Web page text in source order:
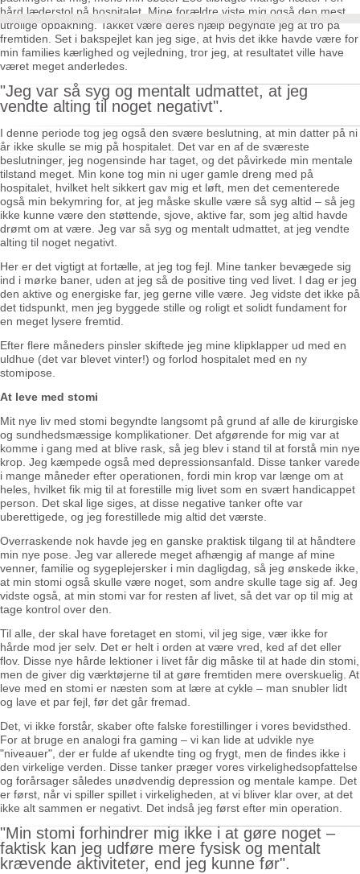
hård læderstol på hospitalet. Mine forældre viste mig også den mest
utrolige opbakning. Takket være deres hjælp begyndte jeg at tro på
fremtiden. Set i bakspejlet kan jeg sige, at hvis det ikke havde være for
min families kærlighed og vejledning, tror jeg, at resultatet ville have
været meget anderledes.
"Jeg var så syg og mentalt udmattet, at jeg
vendte alting til noget negativt".
I denne periode tog jeg også den svære beslutning, at min datter på ni
år ikke skulle se mig på hospitalet. Det var en af de sværeste
beslutninger, jeg nogensinde har taget, og det påvirkede min mentale
tilstand meget. Min kone tog min ni uger gamle dreng med på
hospitalet, hvilket helt sikkert gav mig et løft, men det cementerede
også min bekymring for, at jeg måske skulle være så syg altid – så jeg
ikke kunne være den støttende, sjove, aktive far, som jeg altid havde
drømt om at være. Jeg var så syg og mentalt udmattet, at jeg vendte
alting til noget negativt.
Her er det vigtigt at fortælle, at jeg tog fejl. Mine tanker bevægede sig
ind i mørke baner, uden at jeg så de positive ting ved livet. I dag er jeg
den aktive og energiske far, jeg gerne ville være. Jeg vidste det ikke på
det tidspunkt, men jeg byggede stille og roligt et solidt fundament for
en meget lysere fremtid.
Efter flere måneders pinsler skiftede jeg mine klipklapper ud med en
uldhue (det var blevet vinter!) og forlod hospitalet med en ny
stomipose.
At leve med stomi
Mit nye liv med stomi begyndte langsomt på grund af alle de kirurgiske
og sundhedsmæssige komplikationer. Det afgørende for mig var at
komme i gang med at blive rask, så jeg blev i stand til at forstå min nye
krop. Jeg kæmpede også med depressionsanfald. Disse tanker varede
i mange måneder efter operationen, fordi min krop var længe om at
heles, hvilket fik mig til at forestille mig livet som en svært handicappet
person. Det skal lige siges, at disse negative tanker ofte var
uberettigede, og jeg forestillede mig altid det værste.
Overraskende nok havde jeg en ganske praktisk tilgang til at håndtere
min nye pose. Jeg var allerede meget afhængig af mange af mine
venner, familie og sygeplejersker i min dagligdag, så jeg ønskede ikke,
at min stomi også skulle være noget, som andre skulle tage sig af. Jeg
vidste også, at min stomi var for resten af livet, så det var op til mig at
tage kontrol over den.
Til alle, der skal have foretaget en stomi, vil jeg sige, vær ikke for
hårde mod jer selv. Det er helt i orden at være vred, ked af det eller
flov. Disse nye hårde lektioner i livet får dig måske til at hade din stomi,
men de giver dig værktøjerne til at gøre fremtiden mere overskuelig. At
leve med en stomi er næsten som at lære at cykle – man snubler lidt
og lave et par fejl, før det går fremad.
Det, vi ikke forstår, skaber ofte falske forestillinger i vores bevidsthed.
For at bruge en analogi fra gaming – vi kan lide at udvikle nye
"niveauer", der er fulde af ukendte ting og frygt, men de findes ikke i
den virkelige verden. Disse tanker præger vores virkelighedsopfattelse
og forårsager således unødvendig depression og mentale kampe. Det
er først, når vi spiller spillet i virkeligheden, at vi bliver klar over, at det
ikke alt sammen er negativt. Det indså jeg først efter min operation.
"Min stomi forhindrer mig ikke i at gøre noget –
faktisk kan jeg udføre mere fysisk og mentalt
krævende aktiviteter, end jeg kunne før".